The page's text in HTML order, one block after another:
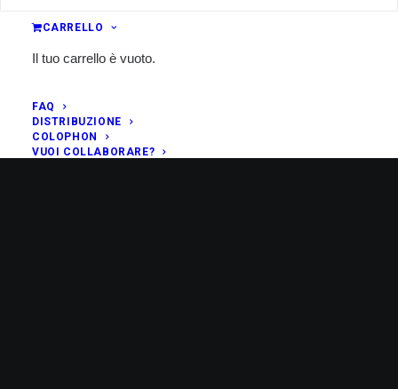
CARRELLO
Il tuo carrello è vuoto.
FAQ
DISTRIBUZIONE
COLOPHON
VUOI COLLABORARE?